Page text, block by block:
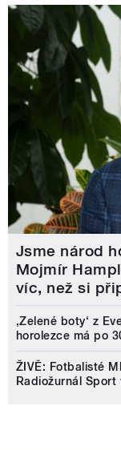
Jsme národ
Mojmír
víc, než si
‚Zelené boty‘ z
horolezce má po
ŽIVĚ: Fotbalisté
Radiožurnál Sport